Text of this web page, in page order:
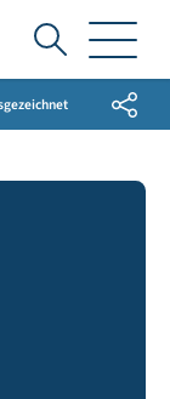
Ich
suche...Share